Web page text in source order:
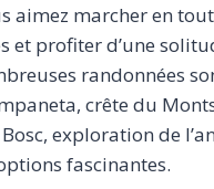
aimez marcher en
et profiter d’une
randonnées
crête du
exploration de
fascinantes.